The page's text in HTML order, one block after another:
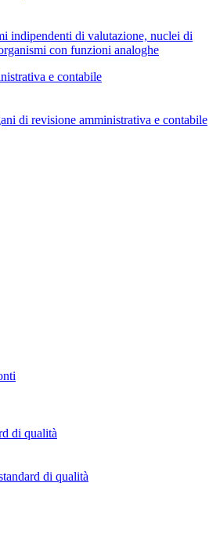
indipendenti di valutazione, nuclei di
con funzioni analoghe
e contabile
di revisione amministrativa e contabile
di qualità
di qualità